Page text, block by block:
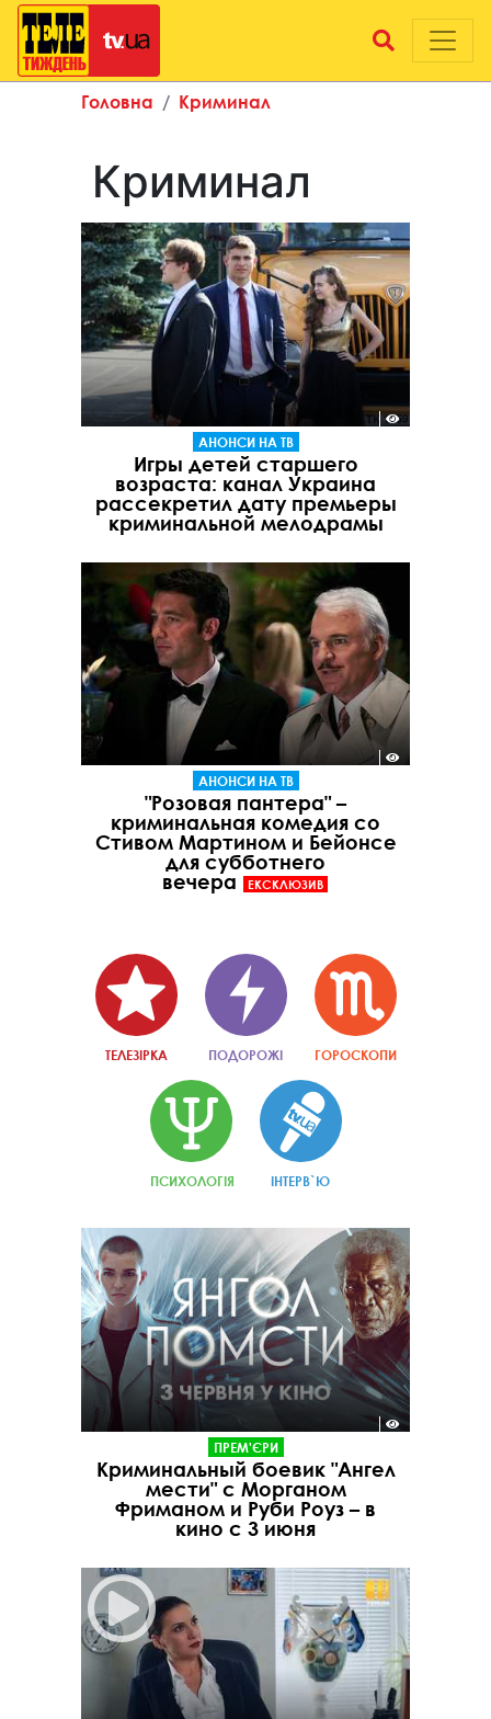
Головна Криминал
Криминал
АНОНСИ НА ТВ
Игры детей старшего
возраста: канал Украина
рассекретил дату премьеры
криминальной мелодрамы
АНОНСИ НА ТВ
"Розовая пантера" –
криминальная комедия со
Стивом Мартином и Бейонсе
для субботнего
вечера
ЕКСКЛЮЗИВ
ТЕЛЕЗІРКА ПОДОРОЖІ ГОРОСКОПИ
ПСИХОЛОГІЯ ІНТЕРВ`Ю
ПРЕМ'ЄРИ
Криминальный боевик "Ангел
мести" с Морганом
Фриманом и Руби Роуз – в
кино с 3 июня